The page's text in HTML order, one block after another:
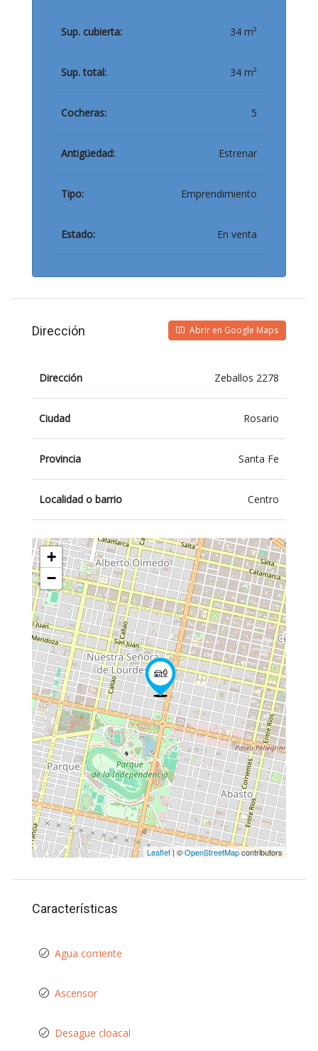
Sup. cubierta: 34 m²
Sup. total: 34 m²
Cocheras: 5
Antigüedad: Estrenar
Tipo: Emprendimiento
Estado: En venta
Dirección Abrir en Google Maps
Dirección Zeballos 2278
Ciudad Rosario
Provincia Santa Fe
Localidad o barrio Centro
+
−
Leaflet| ©OpenStreetMapcontributors
Características
Agua corriente
Ascensor
Desague cloacal